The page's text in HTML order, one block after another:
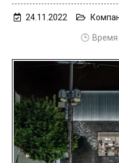
24.11.2022
🕒 Время